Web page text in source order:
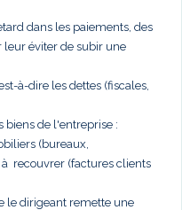
dans les paiements, des
leur éviter de subir une
à-dire les dettes (fiscales,
biens de l'entreprise :
(bureaux,
recouvrer (factures clients
le dirigeant remette une